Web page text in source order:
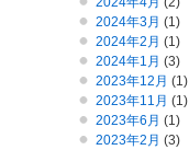
2024年3月 (1)
2024年2月 (1)
2024年1月 (3)
2023年12月 (1)
2023年11月 (1)
2023年6月 (1)
2023年2月 (3)